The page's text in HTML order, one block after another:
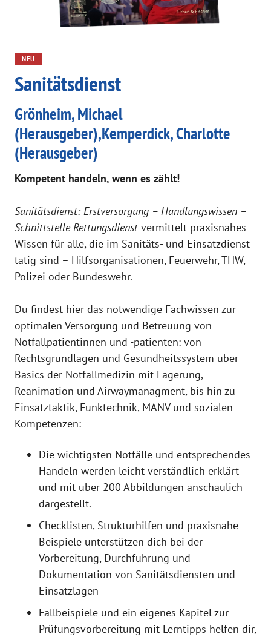
NEU
Sanitätsdienst
Grönheim, Michael
(Herausgeber),Kemperdick, Charlotte
(Herausgeber)
Kompetent handeln, wenn es zählt!
Sanitätsdienst: Erstversorgung – Handlungswissen –
Schnittstelle Rettungsdienstvermittelt praxisnahes
Wissen für alle, die im Sanitäts- und Einsatzdienst
tätig sind – Hilfsorganisationen, Feuerwehr, THW,
Polizei oder Bundeswehr.
Du findest hier das notwendige Fachwissen zur
optimalen Versorgung und Betreuung von
Notfallpatientinnen und -patienten: von
Rechtsgrundlagen und Gesundheitssystem über
Basics der Notfallmedizin mit Lagerung,
Reanimation und Airwaymanagment, bis hin zu
Einsatztaktik, Funktechnik, MANV und sozialen
Kompetenzen:
Die wichtigsten Notfälle und entsprechendes
Handeln werden leicht verständlich erklärt
und mit über 200 Abbildungen anschaulich
dargestellt.
Checklisten, Strukturhilfen und praxisnahe
Beispiele unterstützen dich bei der
Vorbereitung, Durchführung und
Dokumentation von Sanitätsdiensten und
Einsatzlagen
Fallbeispiele und ein eigenes Kapitel zur
Prüfungsvorbereitung mit Lerntipps helfen dir,